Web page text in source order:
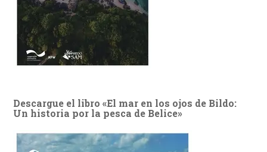
Descargue el libro «El mar en los ojos de Bildo:
Un historia por la pesca de Belice»